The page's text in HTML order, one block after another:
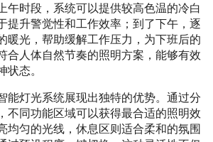
午时段，系统可以提供较高色温的冷白
提升警觉性和工作效率；到了下午，逐
暖光，帮助缓解工作压力，为下班后的
合人体自然节奏的照明方案，能够有效
状态。
能灯光系统展现出独特的优势。通过分
不同功能区域可以获得最合适的照明效
均匀的光线，休息区则适合柔和的氛围